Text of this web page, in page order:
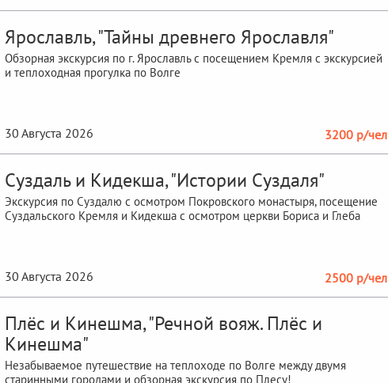
Ярославль, "Тайны древнего Ярославля"
Обзорная экскурсия по г. Ярославль с посещением Кремля с экскурсией
и теплоходная прогулка по Волге
30 Августа 2026 3200 р/чел
Суздаль и Кидекша, "Истории Суздаля"
Экскурсия по Суздалю с осмотром Покровского монастыря, посещение
Суздальского Кремля и Кидекша с осмотром церкви Бориса и Глеба
30 Августа 2026 2500 р/чел
Плёс и Кинешма, "Речной вояж. Плёс и
Кинешма"
Незабываемое путешествие на теплоходе по Волге между двумя
старинными городами и обзорная экскурсия по Плесу!